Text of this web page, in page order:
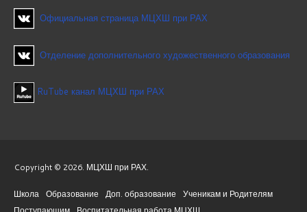
Официальная страница МЦХШ при РАХ
Отделение дополнительного художественного образования
RuTube канал МЦХШ при РАХ
Copyright © 2026. МЦХШ при РАХ.
Школа Образование Доп. образование
Ученикам и Родителям